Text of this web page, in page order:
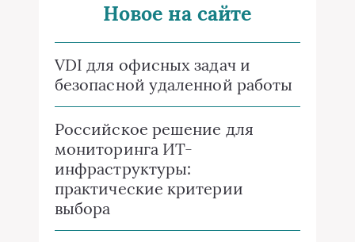
Новое на сайте
VDI для офисных задач и
безопасной удаленной работы
Российское решение для
мониторинга ИТ-
инфраструктуры:
практические критерии
выбора